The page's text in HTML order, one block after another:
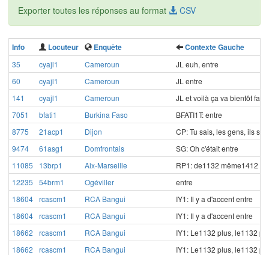
Exporter toutes les réponses au format
CSV
Info Locuteur Enquête Contexte Gauche
35 cyajl1 Cameroun
JL euh, entre
60
cyajl1 Cameroun
JL entre
141
cyajl1 Cameroun
JL et voilà ça va bientôt
7051
bfati1 Burkina Faso
BFATI1T: entre
8775
21acp1 Dijon
CP: Tu sais, les gens, ils
9474
61asg1 Domfrontais
SG: Oh c'était entre
11085
13brp1 Aix-Marseille
RP1: de1132 même1412
12235
54brm1 Ogéviller
entre
18604 rcascm1 RCA Bangui
IY1: Il y a d'accent entre
18604 rcascm1 RCA Bangui
IY1: Il y a d'accent entre
18662
rcascm1 RCA Bangui
IY1: Le1132 plus, le1132
18662
rcascm1 RCA Bangui
IY1: Le1132 plus, le1132